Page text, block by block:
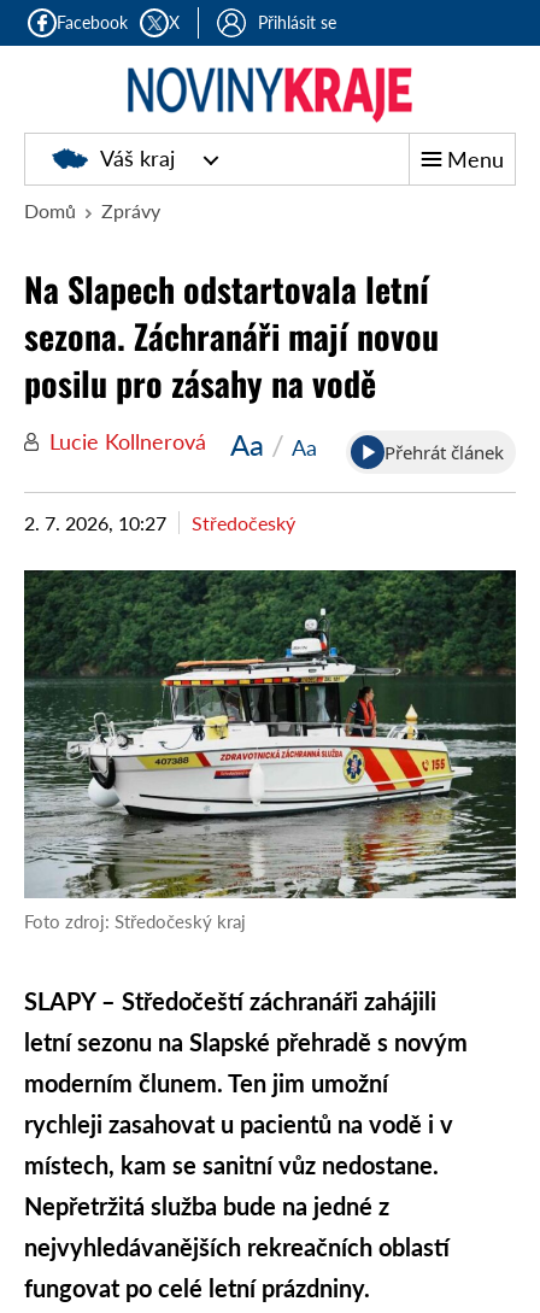
Facebook X Přihlásit se
Noviny
kraje
Váš kraj Menu
Domů Zprávy
Na Slapech odstartovala letní
sezona. Záchranáři mají novou
posilu pro zásahy na vodě
Lucie Kollnerová Aa / Aa Přehrát článek
2. 7. 2026, 10:27 Středočeský
Foto zdroj: Středočeský kraj
SLAPY – Středočeští záchranáři zahájili
letní sezonu na Slapské přehradě s novým
moderním člunem. Ten jim umožní
rychleji zasahovat u pacientů na vodě i v
místech, kam se sanitní vůz nedostane.
Nepřetržitá služba bude na jedné z
nejvyhledávanějších rekreačních oblastí
fungovat po celé letní prázdniny.